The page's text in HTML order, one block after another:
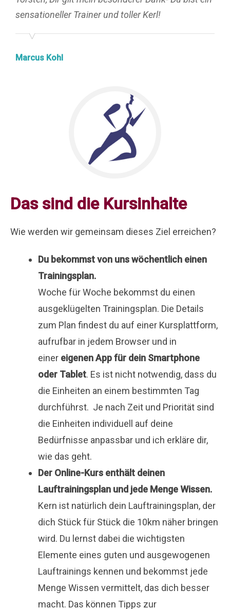
sensationeller Trainer und toller Kerl!
Marcus Kohl
Das sind die Kursinhalte
Wie werden wir gemeinsam dieses Ziel erreichen?
Du bekommst von uns wöchentlich einen
Trainingsplan.
Woche für Woche bekommst du einen
ausgeklügelten Trainingsplan. Die Details
zum Plan findest du auf einer Kursplattform,
aufrufbar in jedem Browser und in
einer eigenen App für dein Smartphone
oder Tablet. Es ist nicht notwendig, dass du
die Einheiten an einem bestimmten Tag
durchführst. Je nach Zeit und Priorität sind
die Einheiten individuell auf deine
Bedürfnisse anpassbar und ich erkläre dir,
wie das geht.
Der Online-Kurs enthält deinen
Lauftrainingsplan und jede Menge Wissen.
Kern ist natürlich dein Lauftrainingsplan, der
dich Stück für Stück die 10km näher bringen
wird. Du lernst dabei die wichtigsten
Elemente eines guten und ausgewogenen
Lauftrainings kennen und bekommst jede
Menge Wissen vermittelt, das dich besser
macht. Das können Tipps zur